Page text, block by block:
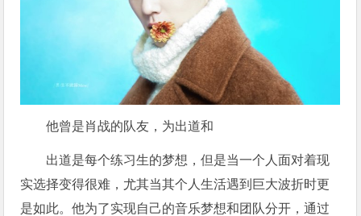
他曾是肖战的队友，为出道和
出道是每个练习生的梦想，但是当一个人面对着现
实选择变得很难，尤其当其个人生活遇到巨大波折时更
是如此。他为了实现自己的音乐梦想和团队分开，通过